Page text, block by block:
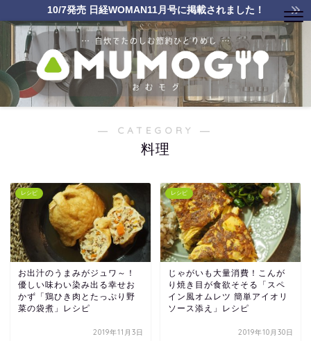
10/7発売 日経WOMAN11月号に掲載されました！
― CATEGORY ―
料理
レシピ
お出汁のうまみがジュワ～！
優しい味わい染み出る幸せお
かず「鶏ひき肉とたっぷり野
菜の袋煮」レシピ
2019年11月3日
レシピ
じゃがいも大量消費！こんが
り焼き目が食欲そそる「スペ
イン風オムレツ 簡単アイオリ
ソース添え」レシピ
2019年10月30日